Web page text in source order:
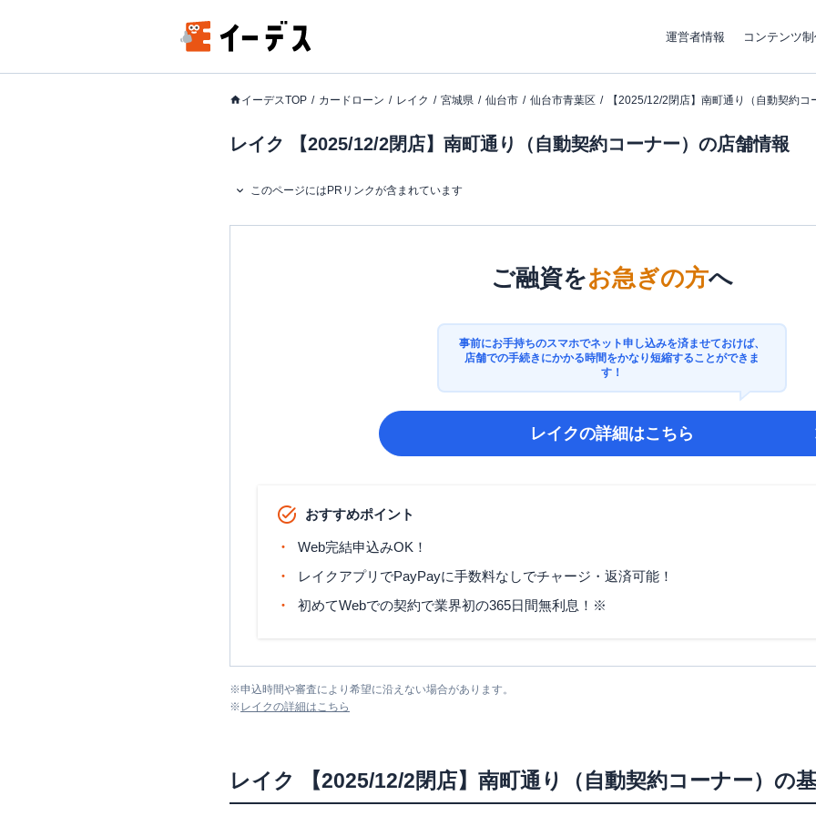
運営者情報 コンテンツ
イーデスTOP カードローン レイク 宮城県 仙台市 仙台市青葉区 【2025/12/2閉店】南町通り（自動契約コ
レイク 【2025/12/2閉店】南町通り（自動契約コーナー）の店舗情報
このページにはPRリンクが含まれています
ご融資をお急ぎの方へ
事前にお手持ちのスマホでネット申し込みを済ませておけば、
店舗での手続きにかかる時間をかなり短縮することができま
す！
レイクの詳細はこちら
おすすめポイント
Web完結申込みOK！
レイクアプリでPayPayに手数料なしでチャージ・返済可能！
初めてWebでの契約で業界初の365日間無利息！※
※申込時間や審査により希望に沿えない場合があります。
※ レイクの詳細はこちら
レイク 【2025/12/2閉店】南町通り（自動契約コーナー） の